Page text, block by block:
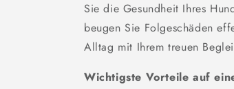
Sie die Gesundheit Ihres
beugen Sie Folgeschäden
Alltag mit Ihrem treuen
Wichtigste Vorteile auf